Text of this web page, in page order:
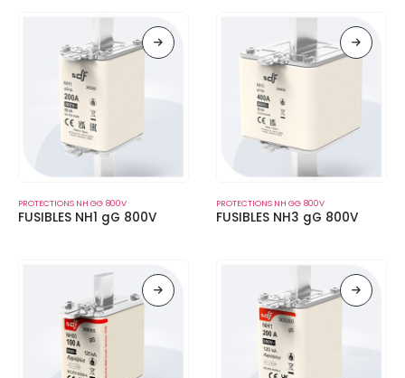
PROTECTIONS NH GG 800V
FUSIBLES NH1 gG 800V
PROTECTIONS NH GG 800V
FUSIBLES NH3 gG 800V